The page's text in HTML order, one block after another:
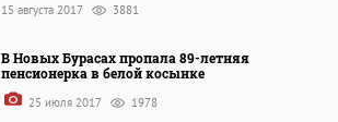
15 августа 2017 3881
В Новых Бурасах пропала 89-летняя
пенсионерка в белой косынке
25 июля 2017 1978